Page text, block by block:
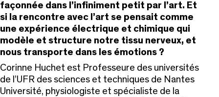
façonnée dans l’infiniment petit par l’art. Et
si la rencontre avec l’art se pensait comme
une expérience électrique et chimique qui
modèle et structure notre tissu nerveux, et
nous transporte dans les émotions ?
Corinne Huchet est Professeure des universités
de l’UFR des sciences et techniques de Nantes
Université, physiologiste et spécialiste de la